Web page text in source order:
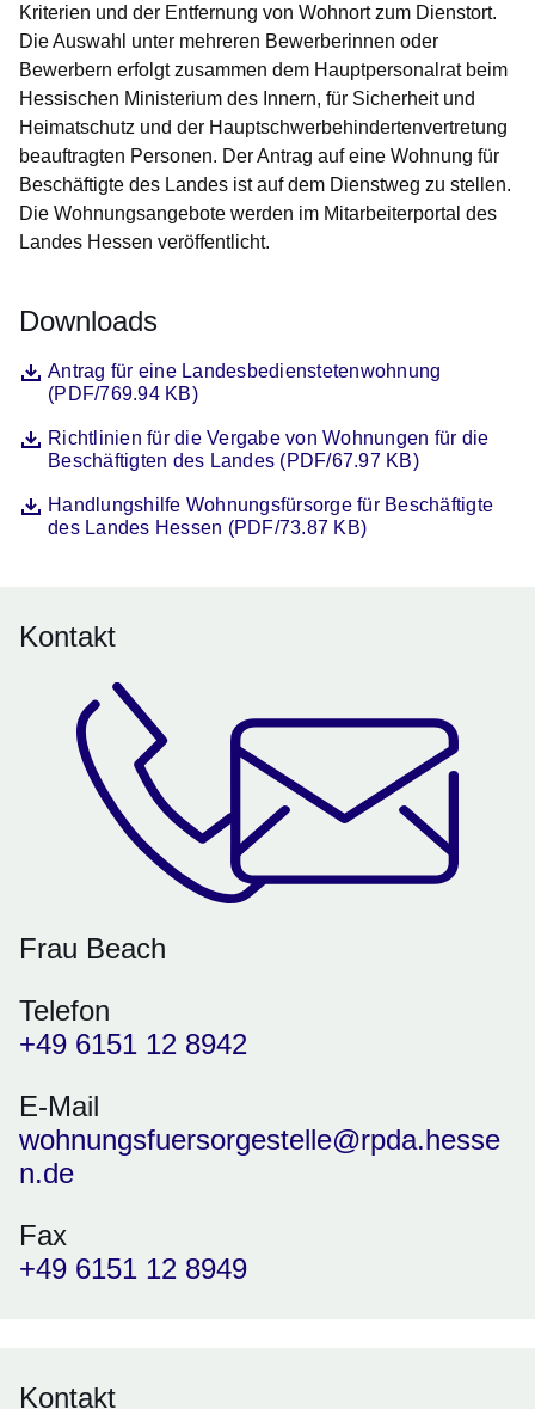
Kriterien und der Entfernung von Wohnort zum Dienstort.
Die Auswahl unter mehreren Bewerberinnen oder
Bewerbern erfolgt zusammen dem Hauptpersonalrat beim
Hessischen Ministerium des Innern, für Sicherheit und
Heimatschutz und der Hauptschwerbehindertenvertretung
beauftragten Personen. Der Antrag auf eine Wohnung für
Beschäftigte des Landes ist auf dem Dienstweg zu stellen.
Die Wohnungsangebote werden im Mitarbeiterportal des
Landes Hessen veröffentlicht.
Downloads
DateiAntrag für eine Landesbedienstetenwohnung
(PDF/769.94 KB)
Öffnet sich in einem neuen Fenster
DateiRichtlinien für die Vergabe von Wohnungen für die
Beschäftigten des Landes (PDF/67.97 KB)
Öffnet sich in einem neuen Fenster
DateiHandlungshilfe Wohnungsfürsorge für Beschäftigte
des Landes Hessen (PDF/73.87 KB)
Öffnet sich in einem neuen Fenster
Kontakt
Frau Beach
Telefon
+49 6151 12 8942
E-Mail
wohnungsfuersorgestelle@rpda.hesse
n.de
Fax
+49 6151 12 8949
Kontakt